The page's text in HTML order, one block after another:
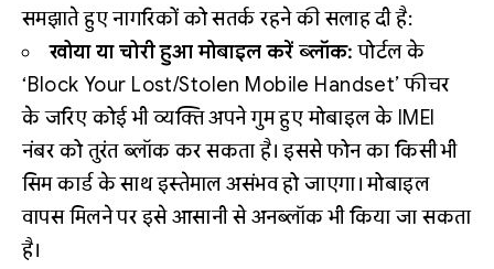
समझाते हुए नागरिकों को सतर्क रहने की सलाह दी है:
खोया या चोरी हुआ मोबाइल करें ब्लॉक: पोर्टल के
‘Block Your Lost/Stolen Mobile Handset’ फीचर
के जरिए कोई भी व्यक्ति अपने गुम हुए मोबाइल के IMEI
नंबर को तुरंत ब्लॉक कर सकता है। इससे फोन का किसी भी
सिम कार्ड के साथ इस्तेमाल असंभव हो जाएगा। मोबाइल
वापस मिलने पर इसे आसानी से अनब्लॉक भी किया जा सकता
है।